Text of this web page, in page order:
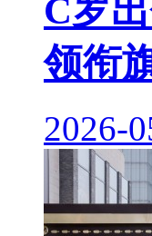
C罗
领衔
2026-